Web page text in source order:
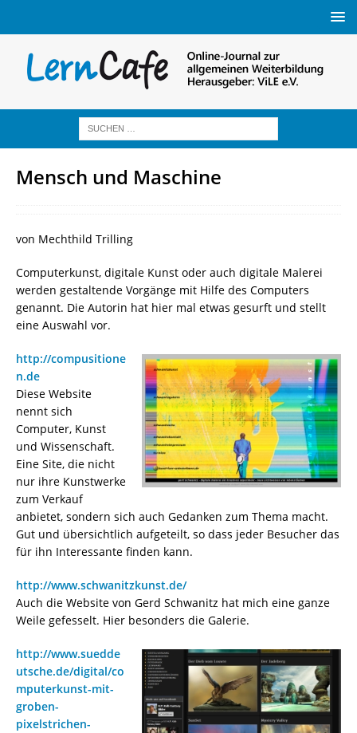
Mensch und Maschine
von Mechthild Trilling
Computerkunst, digitale Kunst oder auch digitale Malerei
werden gestaltende Vorgänge mit Hilfe des Computers
genannt. Die Autorin hat hier mal etwas gesurft und stellt
eine Auswahl vor.
http://compusitione
n.de
Diese Website
nennt sich
Computer, Kunst
und Wissenschaft.
Eine Site, die nicht
nur ihre Kunstwerke
zum Verkauf
anbietet, sondern sich auch Gedanken zum Thema macht.
Gut und übersichtlich aufgeteilt, so dass jeder Besucher das
für ihn Interessante finden kann.
http://www.schwanitzkunst.de/
Auch die Website von Gerd Schwanitz hat mich eine ganze
Weile gefesselt. Hier besonders die Galerie.
http://www.suedde
utsche.de/digital/co
mputerkunst-mit-
groben-
pixelstrichen-